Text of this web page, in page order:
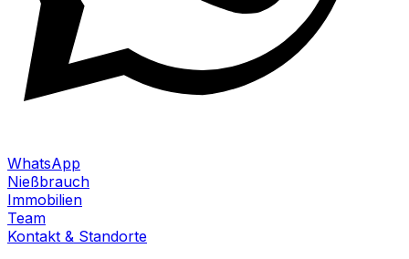
WhatsApp
Nießbrauch
Immobilien
Team
Kontakt & Standorte